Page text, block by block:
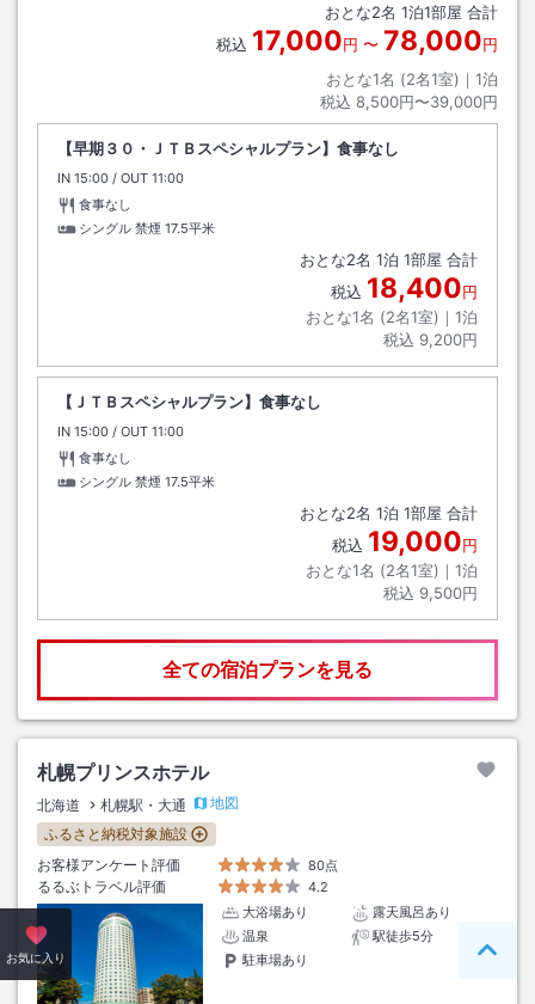
おとな2名 1泊1部屋 合計
税込 17,000円 〜 78,000円
おとな1名 (2名1室)｜ 1泊
税込 8,500円〜39,000円
【早期３０・ＪＴＢスペシャルプラン】食事なし
IN チェックイン
15:00 / OUT チェックアウト
11:00
食事なし
シングル 禁煙 17.5平米
おとな2名 1泊 1部屋 合計
税込 18,400円
おとな1名 (2名1室)｜ 1泊
税込 9,200円
【ＪＴＢスペシャルプラン】食事なし
IN チェックイン
15:00 / OUT チェックアウト
11:00
食事なし
シングル 禁煙 17.5平米
おとな2名 1泊 1部屋 合計
税込 19,000円
おとな1名 (2名1室)｜ 1泊
税込 9,500円
全ての宿泊プランを見る
札幌プリンスホテル
北海道 札幌駅・大通
地図
ふるさと納税対象施設
お客様アンケート評価
80点
るるぶトラベル評価
4.2
大浴場あり
露天風呂あり
温泉
駅徒歩5分
駐車場あり
お気に入り ペー